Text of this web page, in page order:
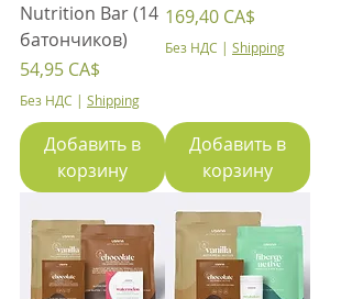
Nutrition Bar (14
батончиков)
Цена
54,95 CA$
Без НДС | Shipping
Добавить в
корзину
Цена
169,40 CA$
Без НДС | Shipping
Добавить в
корзину